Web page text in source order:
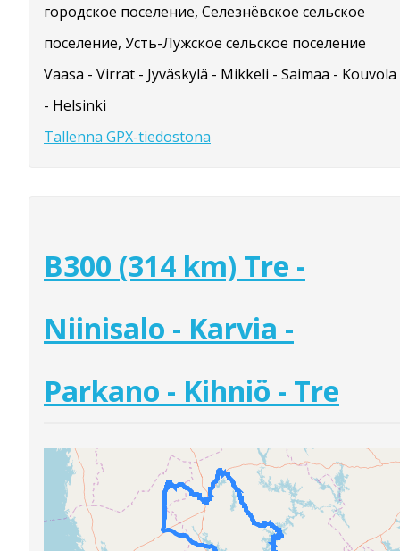
городское поселение, Селезнёвское сельское
поселение, Усть-Лужское сельское поселение
Vaasa - Virrat - Jyväskylä - Mikkeli - Saimaa - Kouvola
- Helsinki
Tallenna GPX-tiedostona
B300 (314 km) Tre -
Niinisalo - Karvia -
Parkano - Kihniö - Tre